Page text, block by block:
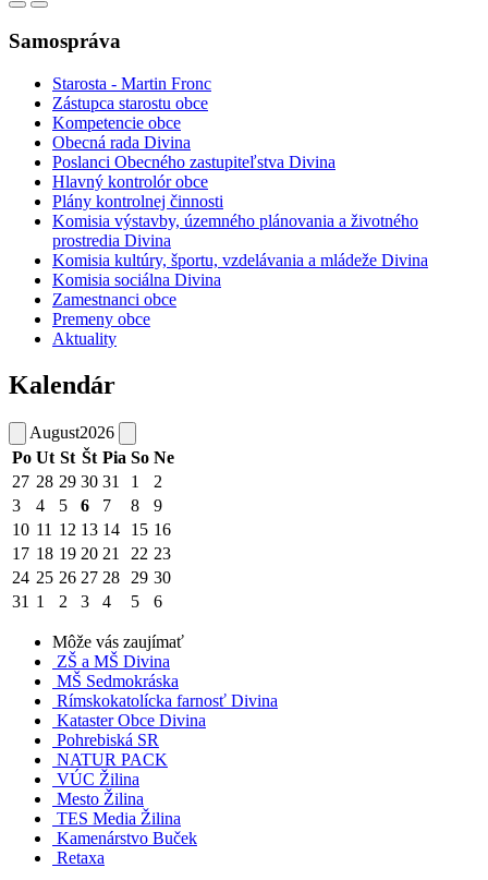
Samospráva
Starosta - Martin Fronc
Zástupca starostu obce
Kompetencie obce
Obecná rada Divina
Poslanci Obecného zastupiteľstva Divina
Hlavný kontrolór obce
Plány kontrolnej činnosti
Komisia výstavby, územného plánovania a životného
prostredia Divina
Komisia kultúry, športu, vzdelávania a mládeže Divina
Komisia sociálna Divina
Zamestnanci obce
Premeny obce
Aktuality
Kalendár
August2026
Po Ut St Št Pia So Ne
27 28 29 30 31 1
2
3
4 5 6 7 8
9
10 11 12 13 14 15 16
17 18 19 20 21 22 23
24 25 26 27 28 29 30
31 1 2 3 4 5 6
Môže vás zaujímať
ZŠ a MŠ Divina
MŠ Sedmokráska
Rímskokatolícka farnosť Divina
Kataster Obce Divina
Pohrebiská SR
NATUR PACK
VÚC Žilina
Mesto Žilina
TES Media Žilina
Kamenárstvo Buček
Retaxa